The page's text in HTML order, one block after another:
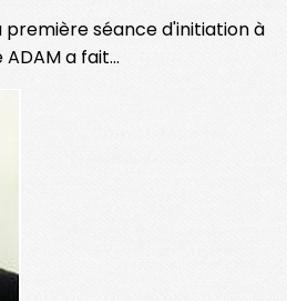
première séance d'initiation à
a fait...